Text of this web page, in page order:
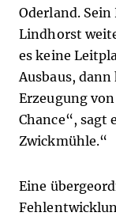
Oderland.
Lindhorst
es keine
Ausbaus,
Erzeugung
Chance“, sagt
Zwickmühle.“
Eine